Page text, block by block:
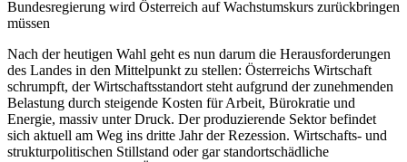
Bundesregierung wird Österreich auf Wachstumskurs zurückbringen
müssen
Nach der heutigen Wahl geht es nun darum die Herausforderungen
des Landes in den Mittelpunkt zu stellen: Österreichs Wirtschaft
schrumpft, der Wirtschaftsstandort steht aufgrund der zunehmenden
Belastung durch steigende Kosten für Arbeit, Bürokratie und
Energie, massiv unter Druck. Der produzierende Sektor befindet
sich aktuell am Weg ins dritte Jahr der Rezession. Wirtschafts- und
strukturpolitischen Stillstand oder gar standortschädliche